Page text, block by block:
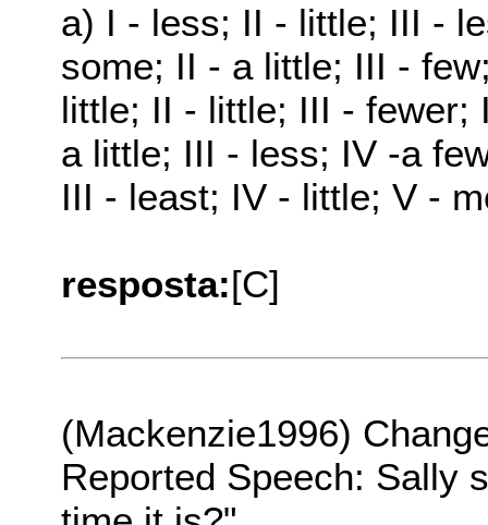
a) I - less; II - little; III -
some; II - a little; III -
little; II - little; III -
a little; III - less; IV -a
III - least; IV - little; V -
resposta:[C]
(Mackenzie1996)
Reported Speech: Sally